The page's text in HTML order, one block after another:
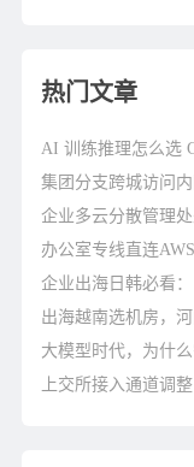
热门文章
AI 训练推理怎么选
集团分支跨城访问
企业多云分散管理
企业出海日韩必看
出海越南选机房，
大模型时代，为什
上交所接入通道调